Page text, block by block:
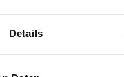
Details